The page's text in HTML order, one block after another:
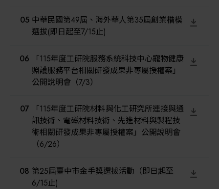
05 中華民國第49屆、海外華人第35屆創業楷模
選拔(即日起至7/15止)
06
「115年度工研院服務系統科技中心寵物健康
照護服務平台相關研發成果非專屬授權案」
公開說明會（7/3）
07
「115年度工研院材料與化工研究所連接與通
訊技術、電磁材料技術、先進材料與製程技
術相關研發成果非專屬授權案」公開說明會
（6/26）
08 第25屆臺中市金手獎選拔活動（即日起至
6/15止)
材料/元件/化學品